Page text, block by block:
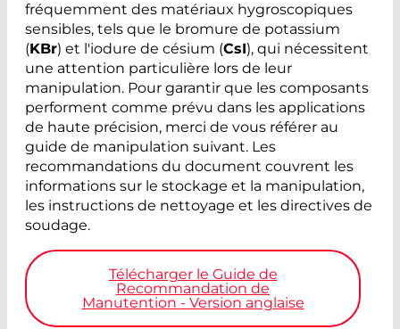
fréquemment des matériaux hygroscopiques
sensibles, tels que le bromure de potassium
(KBr) et l'iodure de césium (CsI), qui nécessitent
une attention particulière lors de leur
manipulation. Pour garantir que les composants
performent comme prévu dans les applications
de haute précision, merci de vous référer au
guide de manipulation suivant. Les
recommandations du document couvrent les
informations sur le stockage et la manipulation,
les instructions de nettoyage et les directives de
soudage.
Télécharger le Guide de
Recommandation de
Manutention - Version anglaise